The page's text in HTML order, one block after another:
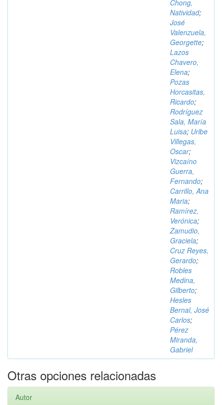
Chong,
Natividad;
José
Valenzuela,
Georgette;
Lazos
Chavero,
Elena;
Pozas
Horcasitas,
Ricardo;
Rodríguez
Sala, María
Luisa; Uribe
Villegas,
Oscar;
Vizcaíno
Guerra,
Fernando;
Carrillo, Ana
Maria;
Ramírez,
Verónica;
Zamudio,
Graciela;
Cruz Reyes,
Gerardo;
Robles
Medina,
Gilberto;
Hesles
Bernal, José
Carlos;
Pérez
Miranda,
Gabriel
Otras opciones relacionadas
Autor